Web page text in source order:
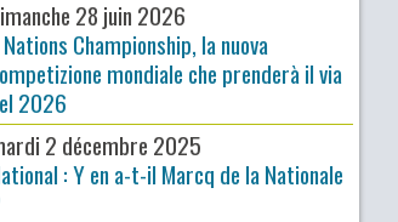
28 juin 2026
Championship, la nuova
mondiale che prenderà il via
2026
2 décembre 2025
: Y en a-t-il Marcq de la Nationale